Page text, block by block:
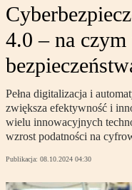
4.0 – na
Pełna digitalizacja i
zwiększa efektywność i
wielu innowacyjnych
wzrost podatności na
Publikacja: 08.10.2024 04:30